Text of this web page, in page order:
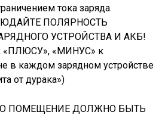
тока заряда.
ПОЛЯРНОСТЬ
УСТРОЙСТВА И АКБ!
«ПЛЮСУ», «МИНУС» к
в каждом зарядном устройстве
от дурака»)
ПОМЕЩЕНИЕ ДОЛЖНО БЫТЬ